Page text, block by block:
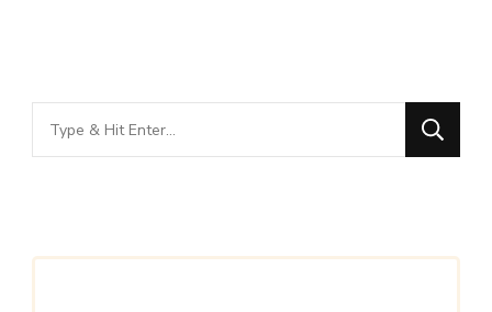
Looking
for